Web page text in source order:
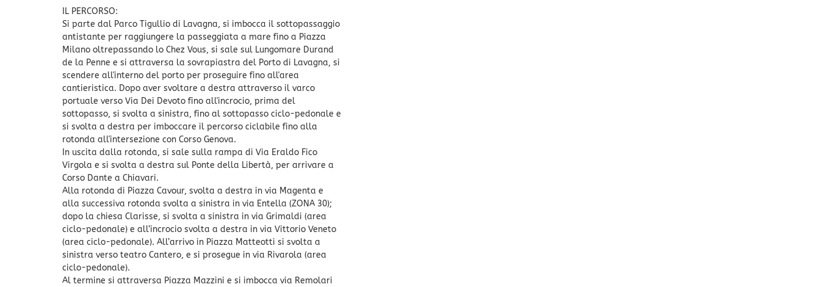
IL PERCORSO:
Si parte dal Parco Tigullio di Lavagna, si imbocca il sottopassaggio
antistante per raggiungere la passeggiata a mare fino a Piazza
Milano oltrepassando lo Chez Vous, si sale sul Lungomare Durand
de la Penne e si attraversa la sovrapiastra del Porto di Lavagna, si
scendere all'interno del porto per proseguire fino all'area
cantieristica. Dopo aver svoltare a destra attraverso il varco
portuale verso Via Dei Devoto fino all'incrocio, prima del
sottopasso, si svolta a sinistra, fino al sottopasso ciclo-pedonale e
si svolta a destra per imboccare il percorso ciclabile fino alla
rotonda all'intersezione con Corso Genova.
In uscita dalla rotonda, si sale sulla rampa di Via Eraldo Fico
Virgola e si svolta a destra sul Ponte della Libertà, per arrivare a
Corso Dante a Chiavari.
Alla rotonda di Piazza Cavour, svolta a destra in via Magenta e
alla successiva rotonda svolta a sinistra in via Entella (ZONA 30);
dopo la chiesa Clarisse, si svolta a sinistra in via Grimaldi (area
ciclo-pedonale) e all’incrocio svolta a destra in via Vittorio Veneto
(area ciclo-pedonale). All’arrivo in Piazza Matteotti si svolta a
sinistra verso teatro Cantero, e si prosegue in via Rivarola (area
ciclo-pedonale).
Al termine si attraversa Piazza Mazzini e si imbocca via Remolari